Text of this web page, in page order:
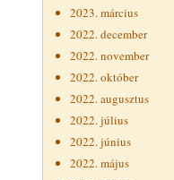
2023. március
2022. december
2022. november
2022. október
2022. augusztus
2022. július
2022. június
2022. május